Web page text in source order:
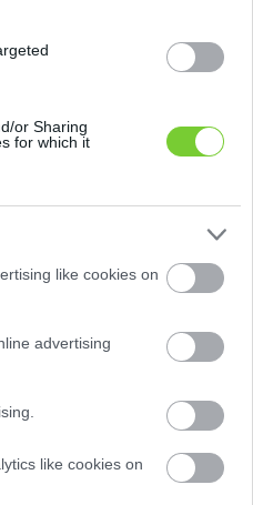
or Sharing
for which it
like cookies on
advertising
like cookies on